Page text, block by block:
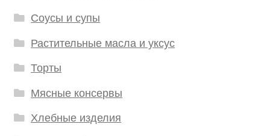
Соусы и супы
Растительные масла и уксус
Торты
Мясные консервы
Хлебные изделия